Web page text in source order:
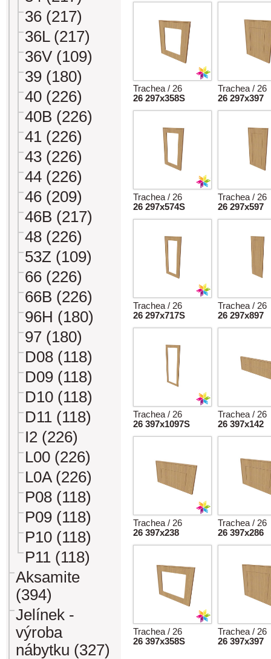
36 (217)
36L (217)
36V (109)
39 (180)
40 (226)
40B (226)
41 (226)
43 (226)
44 (226)
46 (209)
46B (217)
48 (226)
53Z (109)
66 (226)
66B (226)
96H (180)
97 (180)
D08 (118)
D09 (118)
D10 (118)
D11 (118)
I2 (226)
L00 (226)
L0A (226)
P08 (118)
P09 (118)
P10 (118)
P11 (118)
Aksamite
(394)
Jelínek -
výroba
nábytku (327)
Trachea / 26
26 297x358S
Trachea / 26
26 297x397
Trachea / 26
26 297x574S
Trachea / 26
26 297x597
Trachea / 26
26 297x717S
Trachea / 26
26 297x897
Trachea / 26
26 397x1097S
Trachea / 26
26 397x142
Trachea / 26
26 397x238
Trachea / 26
26 397x286
Trachea / 26
26 397x358S
Trachea / 26
26 397x397